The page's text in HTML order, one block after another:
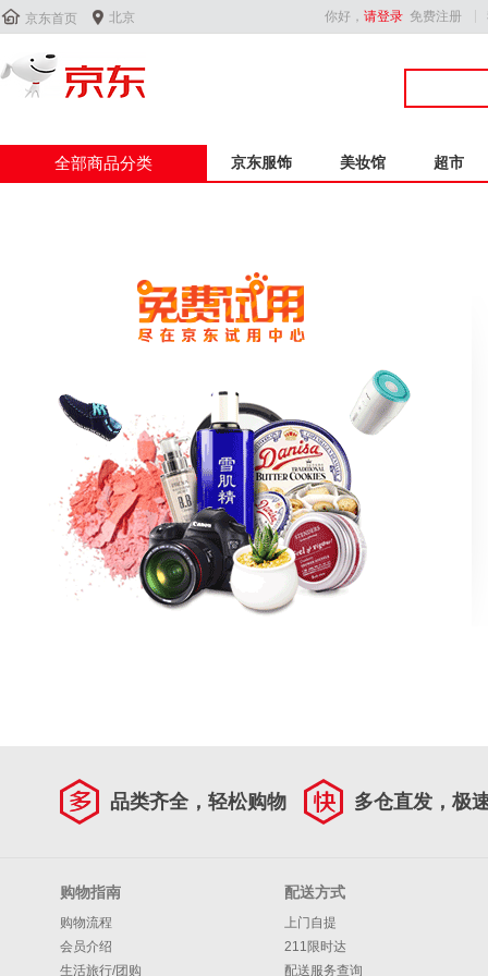
 京东首页  北京 你好， 请登录 免费注册
全部商品分类 京东服饰 美妆馆 超市
品类齐全，轻松购物 多仓直发，极
购物指南
购物流程
会员介绍
生活旅行/团购
配送方式
上门自提
211限时达
配送服务查询